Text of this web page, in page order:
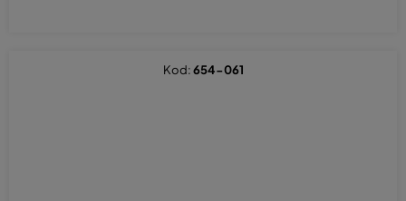
Kod:654-061